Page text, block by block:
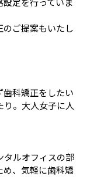
ご提案もいたし
科矯正をしたい
。大人女子に人
タルオフィスの部
め、気軽に歯科矯